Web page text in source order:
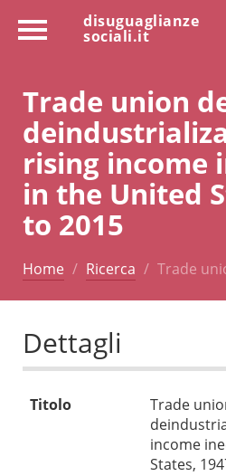
disuguaglianze
sociali.it
Trade union
rising income
in the United
to 2015
Home Ricerca Trade
Dettagli
Titolo
Trade
income
States,